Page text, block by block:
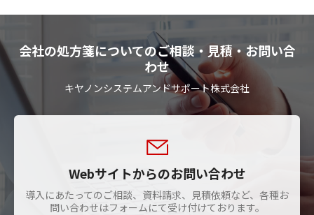
会社の処方箋についてのご相談・見積・お問い合
わせ
キヤノンシステムアンドサポート株式会社
Webサイトからのお問い合わせ
導入にあたってのご相談、資料請求、見積依頼など、各種お
問い合わせはフォームにて受け付けております。